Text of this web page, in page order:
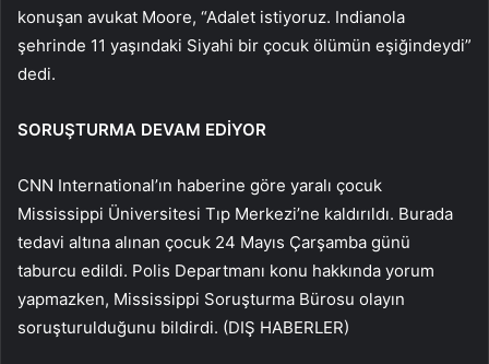
konuşan avukat Moore, “Adalet istiyoruz. Indianola
şehrinde 11 yaşındaki Siyahi bir çocuk ölümün eşiğindeydi”
dedi.
SORUŞTURMA DEVAM EDİYOR
CNN International’ın haberine göre yaralı çocuk
Mississippi Üniversitesi Tıp Merkezi’ne kaldırıldı. Burada
tedavi altına alınan çocuk 24 Mayıs Çarşamba günü
taburcu edildi. Polis Departmanı konu hakkında yorum
yapmazken, Mississippi Soruşturma Bürosu olayın
soruşturulduğunu bildirdi. (DIŞ HABERLER)